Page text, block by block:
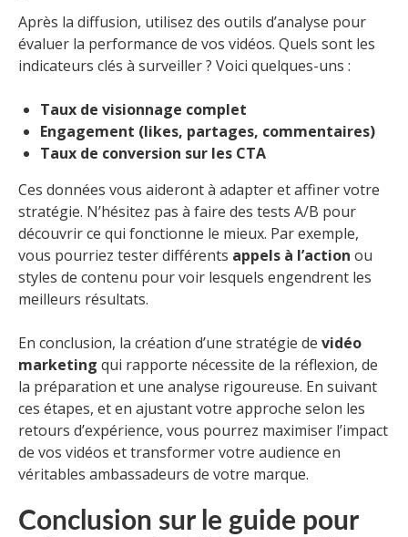
Après la diffusion, utilisez des outils d’analyse pour
évaluer la performance de vos vidéos. Quels sont les
indicateurs clés à surveiller ? Voici quelques-uns :
Taux de visionnage complet
Engagement (likes, partages, commentaires)
Taux de conversion sur les CTA
Ces données vous aideront à adapter et affiner votre
stratégie. N’hésitez pas à faire des tests A/B pour
découvrir ce qui fonctionne le mieux. Par exemple,
vous pourriez tester différents appels à l’action ou
styles de contenu pour voir lesquels engendrent les
meilleurs résultats.
En conclusion, la création d’une stratégie de vidéo
marketing qui rapporte nécessite de la réflexion, de
la préparation et une analyse rigoureuse. En suivant
ces étapes, et en ajustant votre approche selon les
retours d’expérience, vous pourrez maximiser l’impact
de vos vidéos et transformer votre audience en
véritables ambassadeurs de votre marque.
Conclusion sur le guide pour